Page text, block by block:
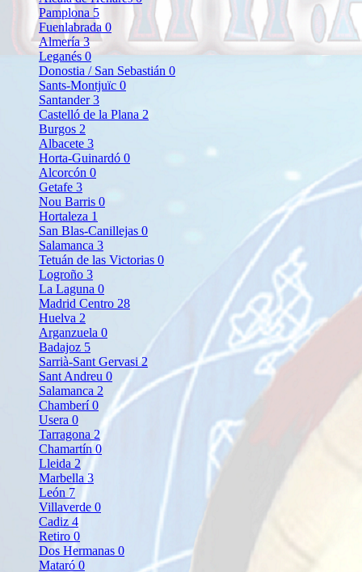
Pamplona 5
Fuenlabrada 0
Almería3
Leganés0
Donostia / San Sebastián 0
Sants-Montjuïc 0
Santander3
Castelló de la Plana 2
Burgos 2
Albacete 3
Horta-Guinardó 0
Alcorcón 0
Getafe 3
Nou Barris 0
Hortaleza 1
San Blas-Canillejas 0
Salamanca 3
Tetuán de las Victorias 0
Logroño 3
La Laguna 0
Madrid Centro 28
Huelva 2
Arganzuela 0
Badajoz 5
Sarrià-Sant Gervasi2
Sant Andreu 0
Salamanca 2
Chamberí0
Usera 0
Tarragona 2
Chamartín 0
Lleida 2
Marbella3
León 7
Villaverde 0
Cadiz 4
Retiro 0
Dos Hermanas 0
Mataró 0